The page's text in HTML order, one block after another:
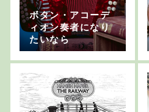
ボタン・アコーデ
ィオン奏者になり
たいなら